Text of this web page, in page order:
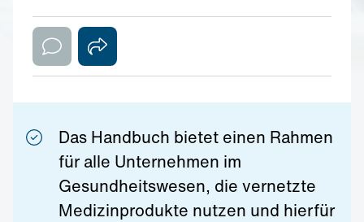
Das Handbuch bietet einen Rahmen
für alle Unternehmen im
Gesundheitswesen, die vernetzte
Medizinprodukte nutzen und hierfür